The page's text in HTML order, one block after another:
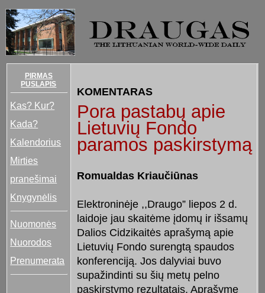
PIRMAS
PUSLAPIS
Kas? Kur?
Kada?
Kalendorius
Mirties
pranešimai
Knygynėlis
Nuomonės
Nuorodos
Prenumerata
KOMENTARAS
Pora pastabų apie
Lietuvių Fondo
paramos paskirstymą
Romualdas Kriaučiūnas
Elektroninėje ,,Draugo” liepos 2 d.
laidoje jau skaitėme įdomų ir išsamų
Dalios Cidzikaitės aprašymą apie
Lietuvių Fondo surengtą spaudos
konferenciją. Jos dalyviai buvo
supažindinti su šių metų pelno
paskirstymo rezultatais. Aprašyme